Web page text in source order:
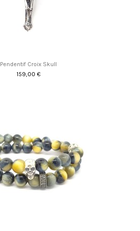
Pendentif Croix Skull
159,00 €